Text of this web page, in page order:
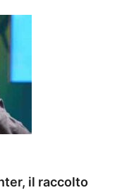
il raccolto